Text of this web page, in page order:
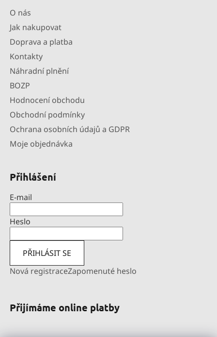
O nás
Jak nakupovat
Doprava a platba
Kontakty
Náhradní plnění
BOZP
Hodnocení obchodu
Obchodní podmínky
Ochrana osobních údajů a GDPR
Moje objednávka
Přihlášení
E-mail
Heslo
PŘIHLÁSIT SE
Nová registraceZapomenuté heslo
Přijímáme online platby